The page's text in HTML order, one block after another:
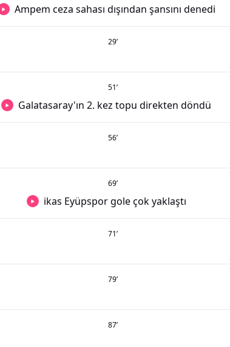
Ampem ceza sahası dışından şansını denedi
29’
51’
Galatasaray'ın 2. kez topu direkten döndü
56’
69’
ikas Eyüpspor gole çok yaklaştı
71’
79’
87’